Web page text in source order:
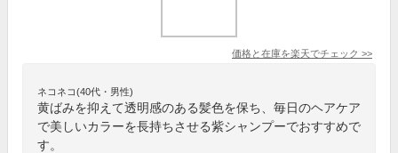
価格と在庫を楽天でチェック >>
ネコネコ(40代・男性)
黄ばみを抑えて透明感のある髪色を保ち、毎日のヘアケア
で美しいカラーを長持ちさせる紫シャンプーでおすすめで
す。